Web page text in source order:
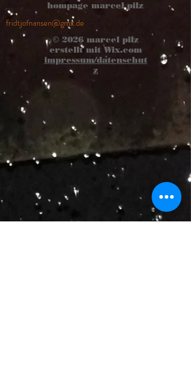
hompage marcel pilz
fridtjofnansen@gmx.de
© 2026marcel pilz
erstellt mit Wix.com
impressum/datenschut
z